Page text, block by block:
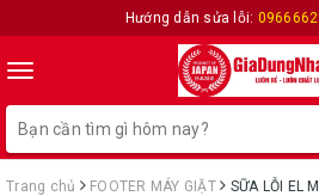
Hướng dẫn sửa lỗi:
Toggle
navigation
Trang chủ FOOTER MÁY GIẶT
SỮA LỖI EL